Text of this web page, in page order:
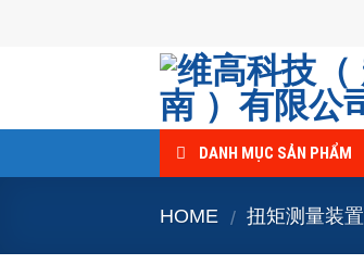
DANH MỤC SẢN PHẨM
HOME / 扭矩测量装置